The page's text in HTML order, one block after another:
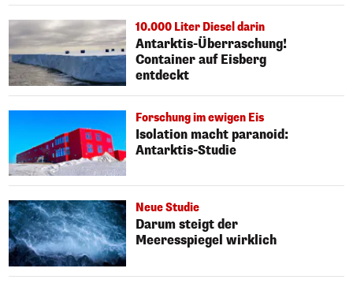
10.000 Liter Diesel darin
Antarktis-Überraschung!
Container auf Eisberg
entdeckt
Forschung im ewigen Eis
Isolation macht paranoid:
Antarktis-Studie
Neue Studie
Darum steigt der
Meeresspiegel wirklich